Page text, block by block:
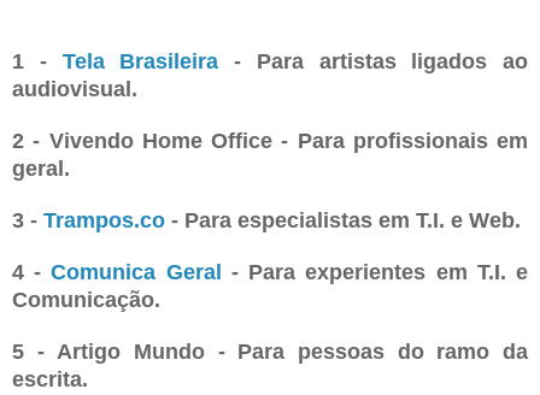
1 - Tela Brasileira - Para artistas ligados ao
audiovisual.
2 - Vivendo Home Office - Para profissionais em
geral.
3 - Trampos.co - Para especialistas em T.I. e Web.
4 -Comunica Geral
- Para experientes em T.I. e
Comunicação.
5 - Artigo Mundo - Para pessoas do ramo da
escrita.